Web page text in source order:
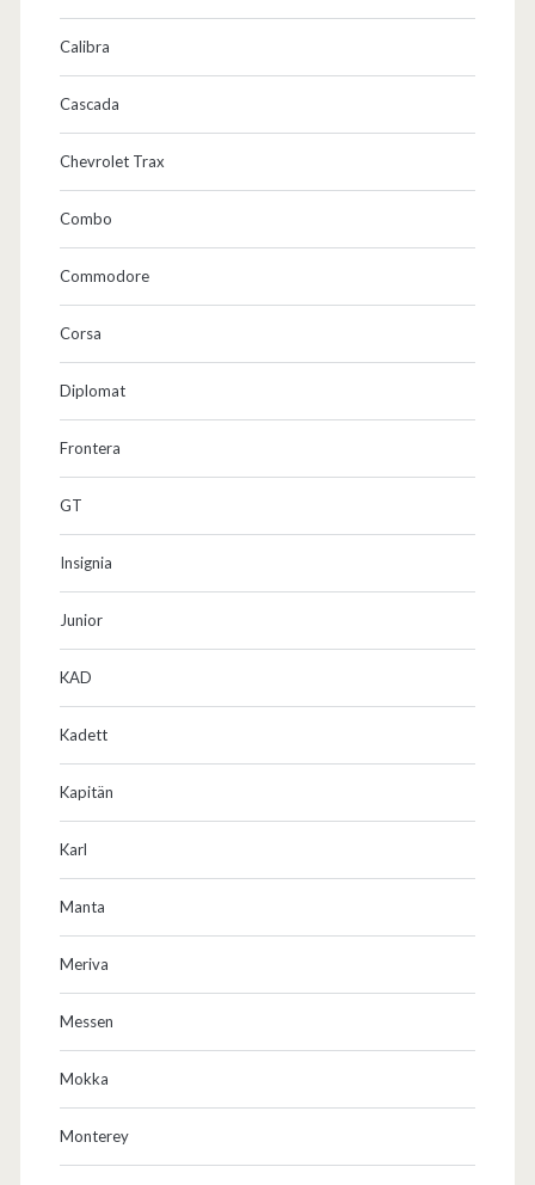
l
e
u
r
h
o
n
Calibra
Cascada
Chevrolet Trax
Combo
Commodore
Corsa
Diplomat
Frontera
GT
Insignia
Junior
KAD
Kadett
Kapitän
Karl
Manta
Meriva
Messen
Mokka
Monterey